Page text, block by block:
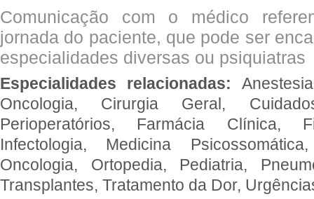
Comunicação com o médico
jornada do paciente, que pode ser
especialidades diversas ou psiquiatras
Especialidades relacionadas:
Oncologia, Cirurgia Geral,
Perioperatórios, Farmácia Clínica,
Infectologia, Medicina
Oncologia, Ortopedia, Pediatria,
Transplantes, Tratamento da Dor,